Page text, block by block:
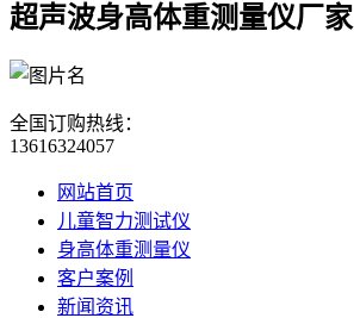
超声波身高体重测量仪厂家
全国订购热线：
13616324057
网站首页
儿童智力测试仪
身高体重测量仪
客户案例
新闻资讯